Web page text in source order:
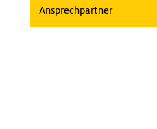
Ansprechpartner